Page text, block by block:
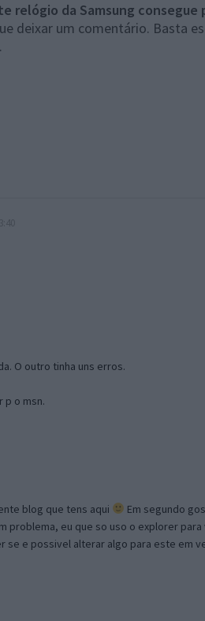
relógio da Samsung consegue
deixar um comentário. Basta
O outro tinha uns erros.
p o msn.
blog que tens aqui
Em segundo
problema, eu que so uso o explorer
se e possivel alterar algo para este em